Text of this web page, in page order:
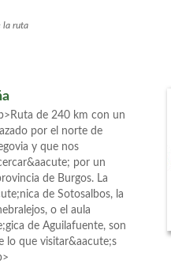
la ruta
de 240 km con un
por el norte de
y que nos
por un
de Burgos. La
de Sotosalbos, la
o el aula
de Aguilafuente, son
lo que visitar&aacute;s